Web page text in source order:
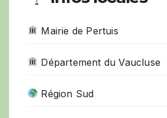
Mairie de Pertuis
Département du Vaucluse
Région Sud